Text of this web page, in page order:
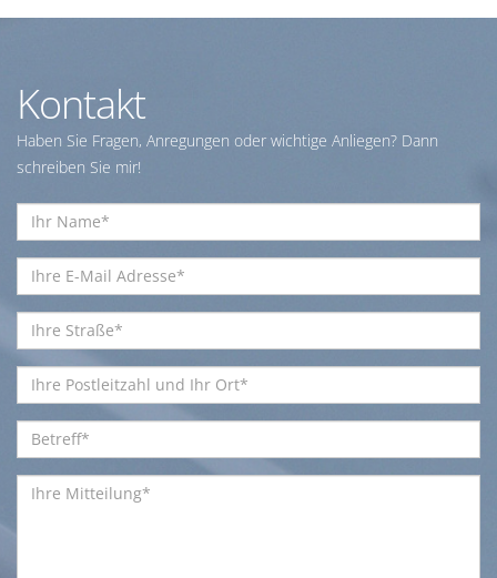
Kontakt
Haben Sie Fragen, Anregungen oder wichtige Anliegen? Dann
schreiben Sie mir!